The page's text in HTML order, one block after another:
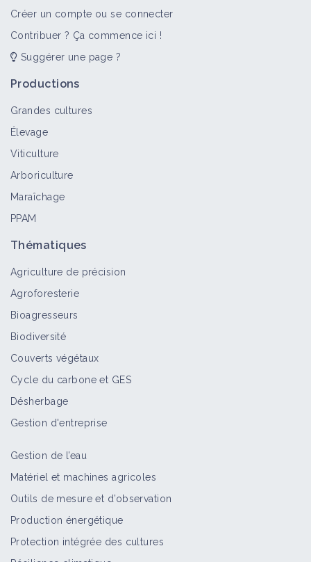
Créer un compte ou se connecter
Contribuer ? Ça commence ici !
Suggérer une page ?
Productions
Grandes cultures
Élevage
Viticulture
Arboriculture
Maraîchage
PPAM
Thématiques
Agriculture de précision
Agroforesterie
Bioagresseurs
Biodiversité
Couverts végétaux
Cycle du carbone et GES
Désherbage
Gestion d'entreprise
Gestion de l’eau
Matériel et machines agricoles
Outils de mesure et d’observation
Production énergétique
Protection intégrée des cultures